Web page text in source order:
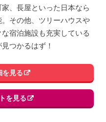
、長屋といった日本なら
その他、ツリーハウスや
宿泊施設も充実している
つかるはず！
を見る
を見る